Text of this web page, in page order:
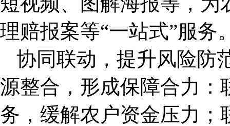
理赔报案等“一站式”服务
协同联动，提升风险防
源整合，形成保障合力：
务，缓解农户资金压力；